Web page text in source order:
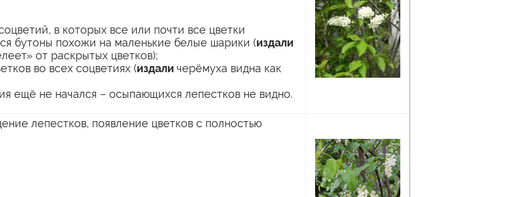
в которых все или почти все цветки
бутоны похожи на маленькие белые шарики (издали
от раскрытых цветков);
во всех соцветиях (издали черёмуха видна как
ещё не начался – осыпающихся лепестков не видно.
лепестков, появление цветков с полностью